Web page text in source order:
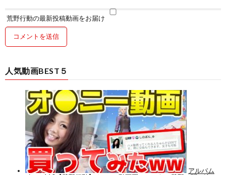
荒野行動の最新投稿動画をお届け
人気動画BEST５